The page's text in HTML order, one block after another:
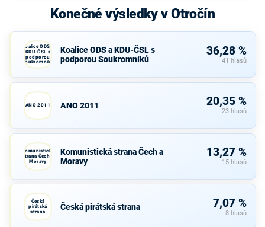
Konečné výsledky v Otročín
Koalice ODS a
KDU-ČSL s
podporou
Soukromníků
Koalice ODS a KDU-ČSL s
podporou Soukromníků
36,28 %
41 hlasů
ANO 2011 ANO 2011 20,35 %
23 hlasů
Komunistická
strana Čech a
Moravy
Komunistická strana Čech a
Moravy
13,27 %
15 hlasů
Česká
pirátská
strana
Česká pirátská strana 7,07 %
8 hlasů